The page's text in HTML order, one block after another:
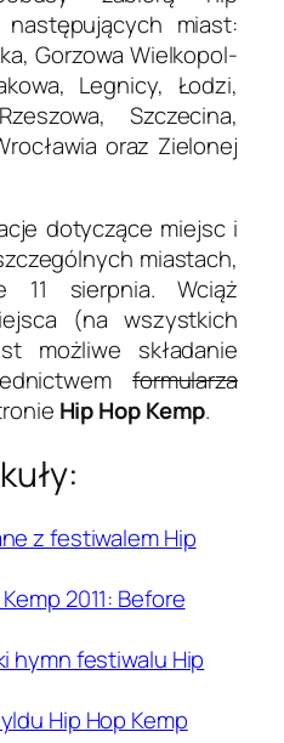
miast:
Gor­zowa Wielkopol­
Leg­nicy, Łodzi,
Szczecina,
oraz Zielonej
dotyczące miejsc i
miastach,
11 sierpnia. Wciąż
(na wszystkich
możliwe składanie
formularza
Hip Hop Kemp.
z festiwalem Hip
2011: Before
hymn festiwalu Hip
Hip Hop Kemp